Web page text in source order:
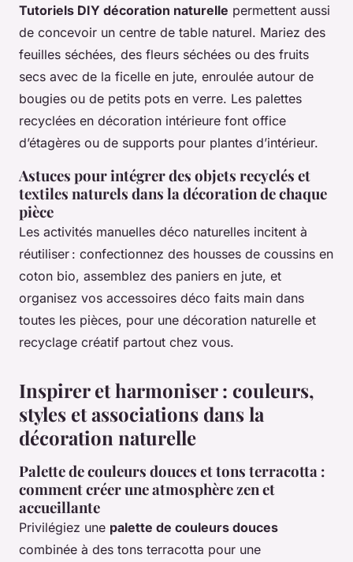
Tutoriels DIY décoration naturelle permettent aussi
de concevoir un centre de table naturel. Mariez des
feuilles séchées, des fleurs séchées ou des fruits
secs avec de la ficelle en jute, enroulée autour de
bougies ou de petits pots en verre. Les palettes
recyclées en décoration intérieure font office
d’étagères ou de supports pour plantes d’intérieur.
Astuces pour intégrer des objets recyclés et
textiles naturels dans la décoration de chaque
pièce
Les activités manuelles déco naturelles incitent à
réutiliser : confectionnez des housses de coussins en
coton bio, assemblez des paniers en jute, et
organisez vos accessoires déco faits main dans
toutes les pièces, pour une décoration naturelle et
recyclage créatif partout chez vous.
Inspirer et harmoniser : couleurs,
styles et associations dans la
décoration naturelle
Palette de couleurs douces et tons terracotta :
comment créer une atmosphère zen et
accueillante
Privilégiez une palette de couleurs douces
combinée à des tons terracotta pour une